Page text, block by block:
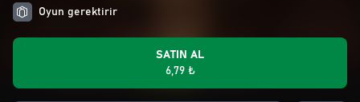
Oyun gerektirir
SATIN AL
6,79 ₺